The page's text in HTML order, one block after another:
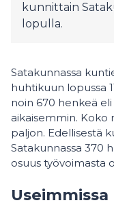
kunnittain
lopulla.
Satakunnassa
huhtikuun lopussa
noin 670 henkeä
aikaisemmin. Koko
paljon. Edellisestä
Satakunnassa 370
osuus työvoimasta